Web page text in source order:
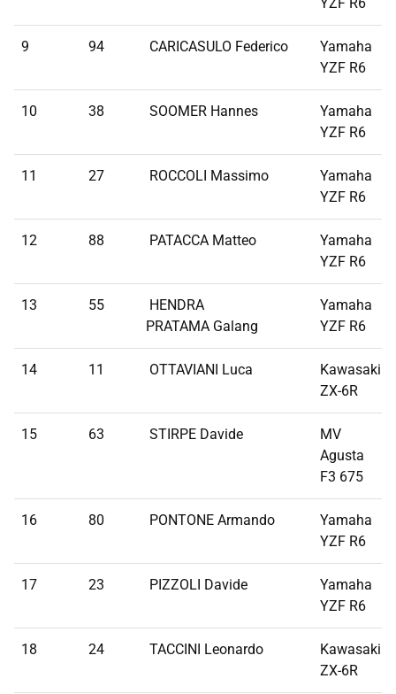
9 94 CARICASULO Federico
Yamaha
YZF R6
10 38 SOOMER Hannes
Yamaha
YZF R6
11 27 ROCCOLI Massimo
Yamaha
YZF R6
12 88 PATACCA Matteo
Yamaha
YZF R6
13 55
HENDRA
PRATAMA Galang
Yamaha
YZF R6
14 11 OTTAVIANI Luca
Kawasaki
ZX-6R
15 63 STIRPE Davide
MV
Agusta
F3 675
16 80 PONTONE Armando
Yamaha
YZF R6
17 23 PIZZOLI Davide
Yamaha
YZF R6
18 24 TACCINI Leonardo
Kawasaki
ZX-6R